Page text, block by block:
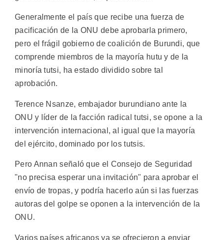
Generalmente el país que recibe una fuerza de
pacificación de la ONU debe aprobarla primero,
pero el frágil gobierno de coalición de Burundi, que
comprende miembros de la mayoría hutu y de la
minoría tutsi, ha estado dividido sobre tal
aprobación.
Terence Nsanze, embajador burundiano ante la
ONU y líder de la facción radical tutsi, se opone a la
intervención internacional, al igual que la mayoría
del ejército, dominado por los tutsis.
Pero Annan señaló que el Consejo de Seguridad
"no precisa esperar una invitación" para aprobar el
envío de tropas, y podría hacerlo aún si las fuerzas
autoras del golpe se oponen a la intervención de la
ONU.
Varios países africanos ya se ofrecieron a enviar